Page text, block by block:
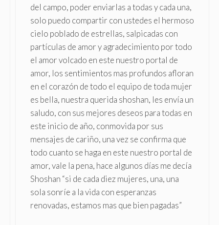
del campo, poder enviarlas a todas y cada una,
solo puedo compartir con ustedes el hermoso
cielo poblado de estrellas, salpicadas con
partículas de amor y agradecimiento por todo
el amor volcado en este nuestro portal de
amor, los sentimientos mas profundos afloran
en el corazón de todo el equipo de toda mujer
es bella, nuestra querida shoshan, les envía un
saludo, con sus mejores deseos para todas en
este inicio de año, conmovida por sus
mensajes de cariño, una vez se confirma que
todo cuanto se haga en este nuestro portal de
amor, vale la pena, hace algunos días me decía
Shoshan “si de cada diez mujeres, una, una
sola sonríe a la vida con esperanzas
renovadas, estamos mas que bien pagadas”